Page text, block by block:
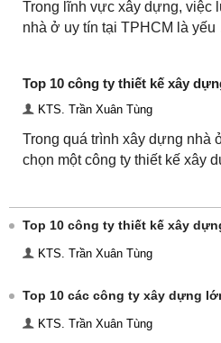
Trong lĩnh vực xây dựng, việc
nhà ở uy tín tại TPHCM là
Top 10 công ty thiết kế xây
KTS. Trần Xuân Tùng
Trong quá trình xây dựng nhà
chọn một công ty thiết kế xây
Top 10 công ty thiết kế xây
KTS. Trần Xuân Tùng
Top 10 các công ty xây dựng
KTS. Trần Xuân Tùng